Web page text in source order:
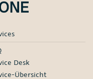
Desk
Übersicht